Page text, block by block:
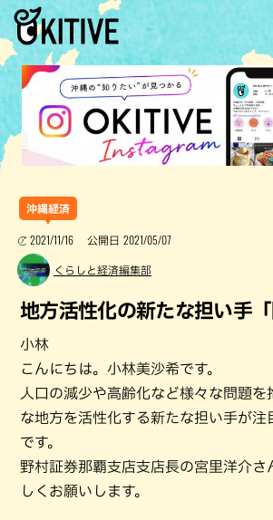
沖縄経済
2021/11/16 公開日 2021/05/07
くらしと経済編集部
地方活性化の新たな担い手「
小林
こんにちは。小林美沙希です。
人口の減少や高齢化など様々な問題を
な地方を活性化する新たな担い手が注
です。
野村証券那覇支店支店長の宮里洋介さ
しくお願いします。